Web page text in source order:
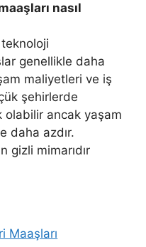
nasıl
genellikle daha
maliyetleri ve iş
şehirlerde
olabilir ancak yaşam
daha azdır.
gizli mimarıdır
Maaşları